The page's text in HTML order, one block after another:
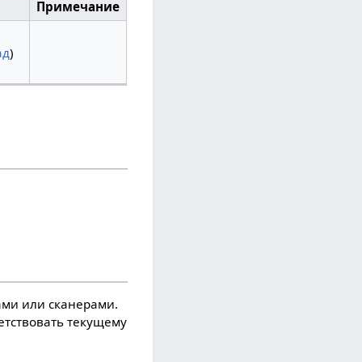
Примечание
)
или сканерами.
текущему